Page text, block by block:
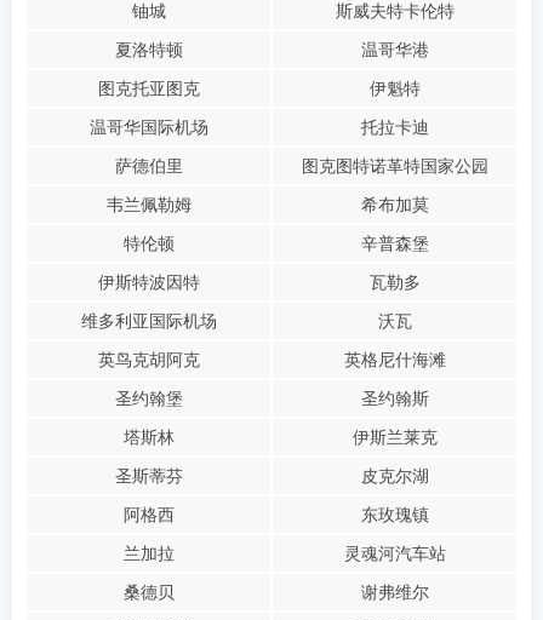
铀城
斯威夫特卡伦特
夏洛特顿
温哥华港
图克托亚图克
伊魁特
温哥华国际机场
托拉卡迪
萨德伯里
图克图特诺革特国家公园
韦兰佩勒姆
希布加莫
特伦顿
辛普森堡
伊斯特波因特
瓦勒多
维多利亚国际机场
沃瓦
英鸟克胡阿克
英格尼什海滩
圣约翰堡
圣约翰斯
塔斯林
伊斯兰莱克
圣斯蒂芬
皮克尔湖
阿格西
东玫瑰镇
兰加拉
灵魂河汽车站
桑德贝
谢弗维尔